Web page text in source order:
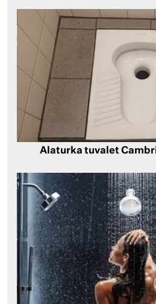
Alaturka tuvalet